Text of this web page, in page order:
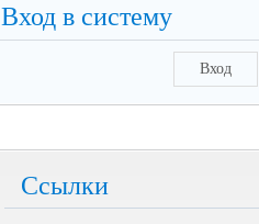
Вход в систему
Вход
Ссылки